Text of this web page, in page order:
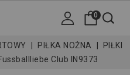
0
PIŁKA NOŻNA
PIŁKI
Club IN9373